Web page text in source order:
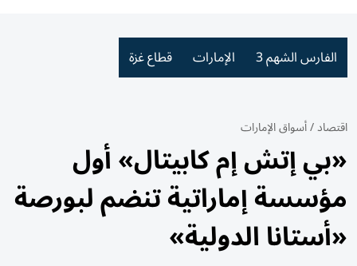
الفارس الشهم 3 الإمارات قطاع غزة
اقتصاد/أسواق الإمارات
«بي إتش إم كابيتال» أول
مؤسسة إماراتية تنضم لبورصة
«أستانا الدولية»